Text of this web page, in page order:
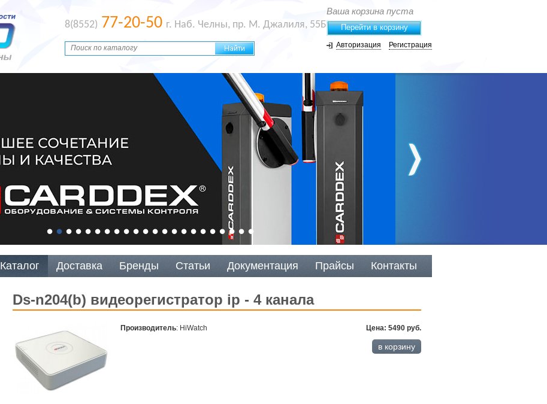
8(8552) 77-20-50 г. Наб. Челны, пр. М. Джалиля, 55Б
Ваша корзина пуста
Перейти в корзину
Авторизация Регистрация
Каталог Доставка Бренды Статьи Документация Прайсы Контакты
ds-n204(b) видеорегистратор ip - 4 канала
Цена: 5490 руб.
Производитель: HiWatch